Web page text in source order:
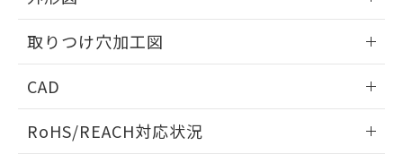
取りつけ穴加工図
CAD
ドすることができます。
RoHS/REACH対応状況
をご了承ください。
※当社の共同利用者とは、
EU RoHS指令（10物質）の非含有証明書
51物質の非含有証明書（当社基準）
※本証明書は発行日時点で非含有を証明す
ものではありません。
また、RoHS指令のフタル酸エステル類４
物質の対応では、対応完了までの期間は出